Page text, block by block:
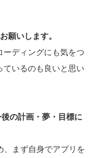
願いします。
ディングにも気をつ
いるのも良いと思い
の計画・夢・目標に
まず自身でアプリを